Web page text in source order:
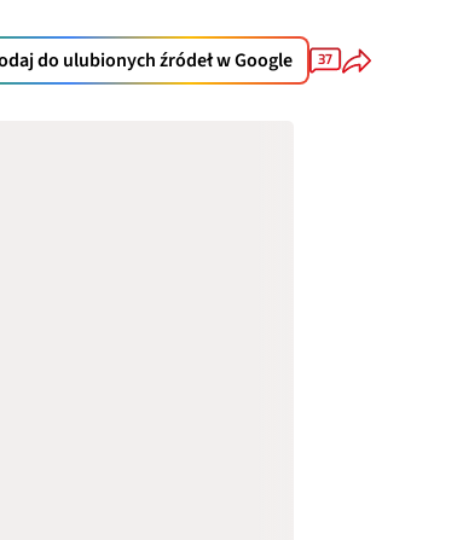
do ulubionych źródeł w Google 37